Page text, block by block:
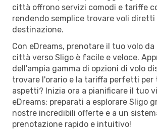
città offrono servizi comodi e tariffe
rendendo semplice trovare voli diretti
destinazione.
Con eDreams, prenotare il tuo volo
città verso Sligo è facile e veloce.
dell'ampia gamma di opzioni di volo
trovare l'orario e la tariffa perfetti per
aspetti? Inizia ora a pianificare il tuo
eDreams: preparati a esplorare Sligo
nostre incredibili offerte e a un
prenotazione rapido e intuitivo!